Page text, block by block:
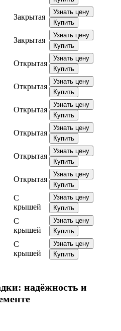
Закрытая
Узнать цену
Купить
Закрытая
Узнать цену
Купить
Открытая
Узнать цену
Купить
Открытая
Узнать цену
Купить
Открытая
Узнать цену
Купить
Открытая
Узнать цену
Купить
Открытая
Узнать цену
Купить
Открытая
Узнать цену
Купить
С
крышей
Узнать цену
Купить
С
крышей
Узнать цену
Купить
С
крышей
Узнать цену
Купить
надёжность и